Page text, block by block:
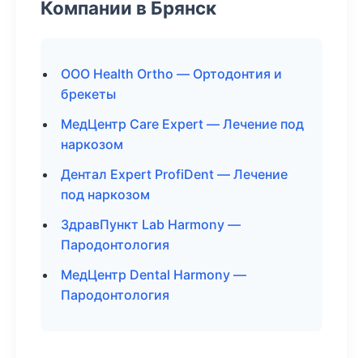
Компании в Брянск
ООО Health Ortho — Ортодонтия и
брекеты
МедЦентр Care Expert — Лечение под
наркозом
Дентал Expert ProfiDent — Лечение
под наркозом
ЗдравПункт Lab Harmony —
Пародонтология
МедЦентр Dental Harmony —
Пародонтология